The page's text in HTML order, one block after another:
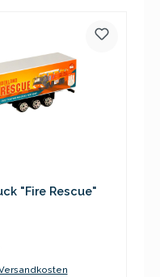
"Fire Rescue"